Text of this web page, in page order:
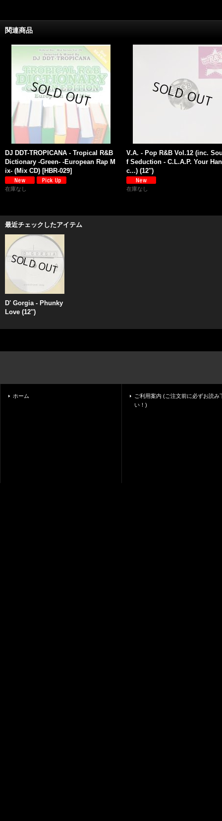
関連商品
DJ DDT-TROPICANA - Tropical R&B
Dictionary -Green- -European Rap M
ix- (Mix CD) [HBR-029]
在庫なし
V.A. - Pop R&B Vol.12 (inc.
f Seduction - C.L.A.P. Your
c...) (12'')
在庫なし
最近チェックしたアイテム
D' Gorgia - Phunky
Love (12'')
ホーム
ご利用案内 (ご注文前に必ずお読み
い！)